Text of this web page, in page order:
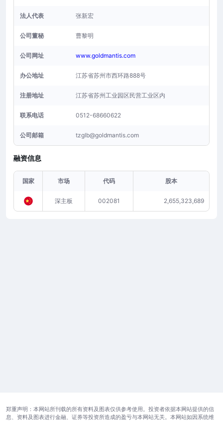
法人代表 张新宏
公司董秘 曹黎明
公司网址 www.goldmantis.com
办公地址 江苏省苏州市西环路888号
注册地址 江苏省苏州工业园区民营工业区内
联系电话 0512-68660622
公司邮箱 tzglb@goldmantis.com
融资信息
国家 市场 代码 股本
深主板 002081 2,655,323,689
郑重声明：本网站所刊载的所有资料及图表仅供参考使用。投资者依据本网站提供的信
息、资料及图表进行金融、证券等投资所造成的盈亏与本网站无关。本网站如因系统维